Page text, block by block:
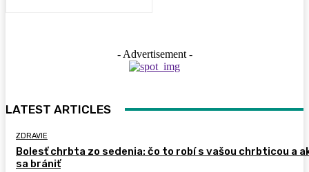
- Advertisement -
LATEST ARTICLES
ZDRAVIE
Bolesť chrbta zo sedenia: čo to robí s vašou chrbticou a
sa brániť